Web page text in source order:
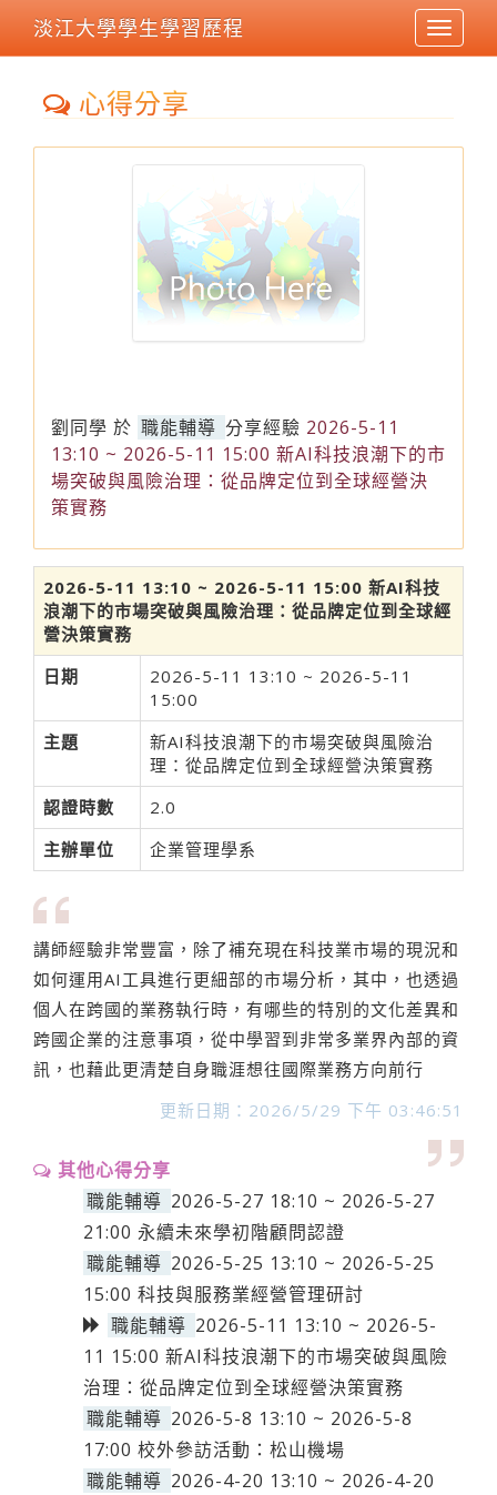
Toggle
淡江大學學生學習歷程
心得分享
劉同學 於 職能輔導 分享經驗 2026-5-11
13:10 ~ 2026-5-11 15:00 新AI科技浪潮下的市
場突破與風險治理：從品牌定位到全球經營決
策實務
2026-5-11 13:10 ~ 2026-5-11 15:00 新AI科技
浪潮下的市場突破與風險治理：從品牌定位到全球經
營決策實務
日期
2026-5-11 13:10 ~ 2026-5-11
15:00
主題
新AI科技浪潮下的市場突破與風險治
理：從品牌定位到全球經營決策實務
認證時數
2.0
主辦單位
企業管理學系
講師經驗非常豐富，除了補充現在科技業市場的現況和
如何運用AI工具進行更細部的市場分析，其中，也透過
個人在跨國的業務執行時，有哪些的特別的文化差異和
跨國企業的注意事項，從中學習到非常多業界內部的資
訊，也藉此更清楚自身職涯想往國際業務方向前行
更新日期：2026/5/29 下午 03:46:51
其他心得分享
職能輔導 2026-5-27 18:10 ~ 2026-5-27
21:00 永續未來學初階顧問認證
職能輔導 2026-5-25 13:10 ~ 2026-5-25
15:00 科技與服務業經營管理研討
職能輔導 2026-5-11 13:10 ~ 2026-5-
11 15:00 新AI科技浪潮下的市場突破與風險
治理：從品牌定位到全球經營決策實務
職能輔導 2026-5-8 13:10 ~ 2026-5-8
17:00 校外參訪活動：松山機場
職能輔導 2026-4-20 13:10 ~ 2026-4-20